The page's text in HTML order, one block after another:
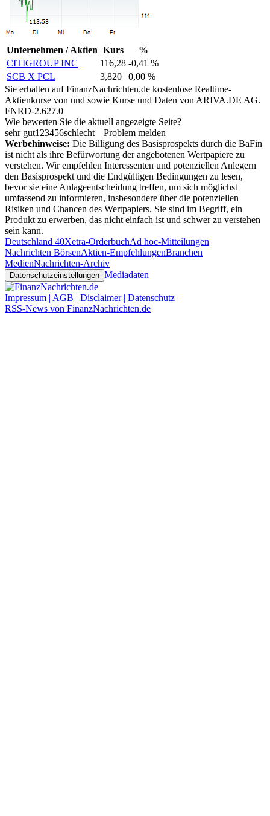
Unternehmen / Aktien Kurs
%
CITIGROUP INC
116,28 -0,41 %
SCB X PCL
3,820
0,00 %
Sie erhalten auf FinanzNachrichten.de kostenlose Realtime-
Aktienkurse von und sowie Kurse und Daten von ARIVA.DE AG.
FNRD-2.627.0
Wie bewerten Sie die aktuell angezeigte Seite?
sehr gut1 23456schlecht
Problem melden
Werbehinweise: Die Billigung des Basisprospekts durch die BaFin
ist nicht als ihre Befürwortung der angebotenen Wertpapiere zu
verstehen. Wir empfehlen Interessenten und potenziellen Anlegern
den Basisprospekt und die Endgültigen Bedingungen zu lesen,
bevor sie eine Anlageentscheidung treffen, um sich möglichst
umfassend zu informieren, insbesondere über die potenziellen
Risiken und Chancen des Wertpapiers. Sie sind im Begriff, ein
Produkt zu erwerben, das nicht einfach ist und schwer zu verstehen
sein kann.
Deutschland 40Xetra-OrderbuchAd hoc-Mitteilungen
Nachrichten BörsenAktien-EmpfehlungenBranchen
MedienNachrichten-Archiv
Datenschutzeinstellungen Mediadaten
Impressum | AGB | Disclaimer | Datenschutz
RSS-News von FinanzNachrichten.de